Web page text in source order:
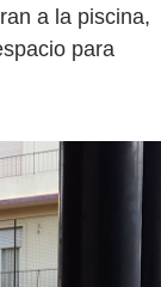
a la piscina,
para